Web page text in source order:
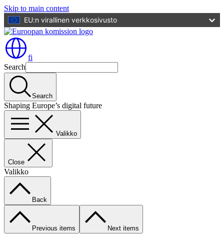
Skip to main content
EU:n virallinen verkkosivusto
fi
Search
Search
Shaping Europe’s digital future
Valikko
Close
Valikko
Back
Previous items Next items